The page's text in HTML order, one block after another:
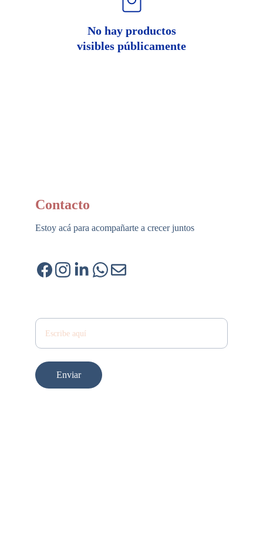
No hay productos
visibles públicamente
Contacto
Estoy acá para acompañarte a crecer juntos
Enviar